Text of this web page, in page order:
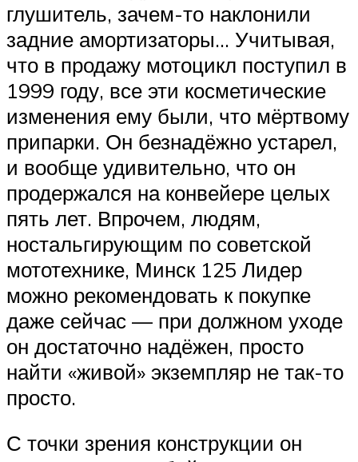
глушитель, зачем-то наклонили
задние амортизаторы… Учитывая,
что в продажу мотоцикл поступил в
1999 году, все эти косметические
изменения ему были, что мёртвому
припарки. Он безнадёжно устарел,
и вообще удивительно, что он
продержался на конвейере целых
пять лет. Впрочем, людям,
ностальгирующим по советской
мототехнике, Минск 125 Лидер
можно рекомендовать к покупке
даже сейчас — при должном уходе
он достаточно надёжен, просто
найти «живой» экземпляр не так-то
просто.
С точки зрения конструкции он